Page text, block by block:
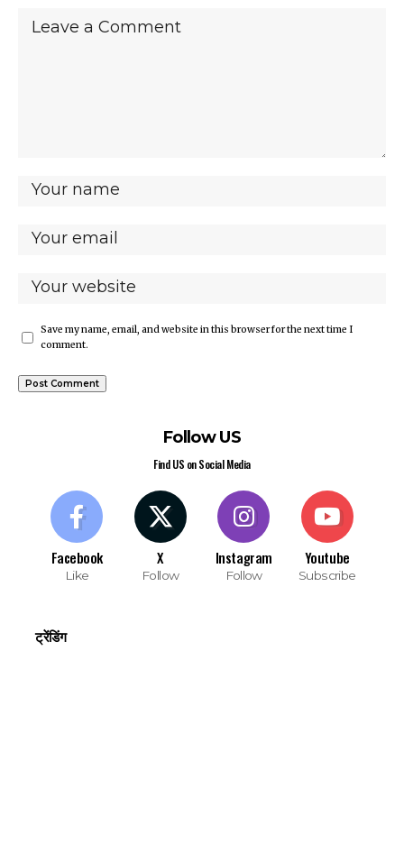
Save my name, email, and website in this browser for the next time I
comment.
Follow US
Find US on Social Media
Facebook
Like
X
Follow
Instagram
Follow
Youtube
Subscribe
ट्रेंडिंग